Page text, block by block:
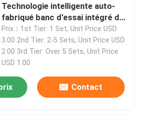
Technologie intelligente auto-
fabriqué banc d'essai intégré de
la performance du moteur
Prix：1st Tier: 1 Set, Unit Price USD
3.00 2nd Tier: 2-5 Sets, Unit Price USD
2.00 3rd Tier: Over 5 Sets, Unit Price
USD 1.00
Contact